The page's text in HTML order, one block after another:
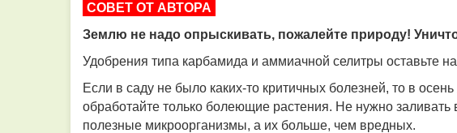
СОВЕТ ОТ АВТОРА
Землю не надо опрыскивать, пожалейте природу!
Удобрения типа карбамида и аммиачной селитры оставьте на
Если в саду не было каких-то критичных болезней, то в
обработайте только болеющие растения. Не нужно заливать
полезные микроорганизмы, а их больше, чем вредных.